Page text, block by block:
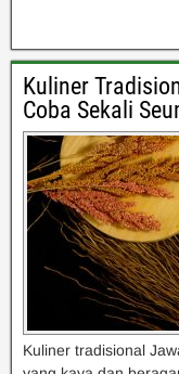
Kuliner
Coba Sekali
Kuliner tradisional